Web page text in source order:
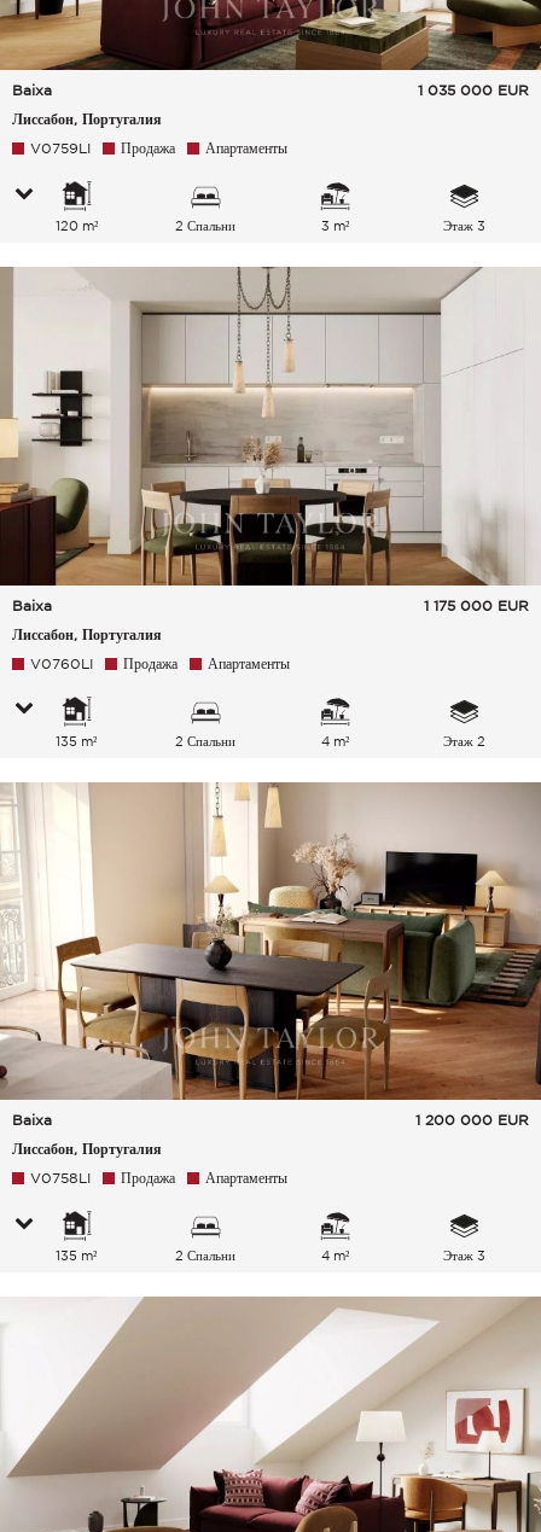
Baixa
Лиссабон, Португалия
1 035 000 EUR
V0759LI Продажа Апартаменты
120 m² 2 Спальни 3 m² Этаж 3
Baixa
Лиссабон, Португалия
1 175 000 EUR
V0760LI Продажа Апартаменты
135 m² 2 Спальни 4 m² Этаж 2
Baixa
Лиссабон, Португалия
1 200 000 EUR
V0758LI Продажа Апартаменты
135 m² 2 Спальни 4 m² Этаж 3